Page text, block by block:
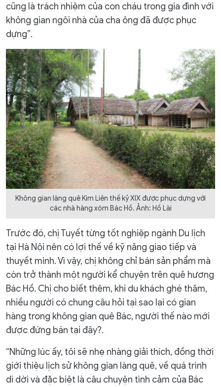
cũng là trách nhiệm của con cháu trong gia đình với
không gian ngôi nhà của cha ông đã được phục
dựng”.
Không gian làng quê Kim Liên thế kỷ XIX được phục dựng với
các nhà hàng xóm Bác Hồ. Ảnh: Hồ Lài
Trước đó, chị Tuyết từng tốt nghiệp ngành Du lịch
tại Hà Nội nên có lợi thế về kỹ năng giao tiếp và
thuyết minh. Vì vậy, chị không chỉ bán sản phẩm mà
còn trở thành một người kể chuyện trên quê hương
Bác Hồ. Chị cho biết thêm, khi du khách ghé thăm,
nhiều người có chung câu hỏi tại sao lại có gian
hàng trong không gian quê Bác, người thế nào mới
được đứng bán tại đây?.
“Những lúc ấy, tôi sẽ nhẹ nhàng giải thích, đồng thời
giới thiệu lịch sử không gian làng quê, về quá trình
di dời và đặc biệt là câu chuyện tình cảm của Bác